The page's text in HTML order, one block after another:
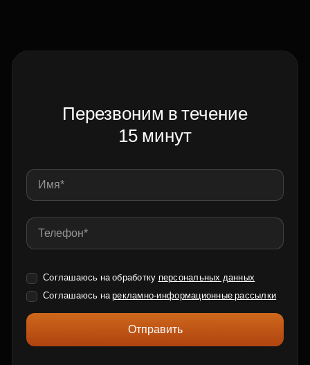
Перезвоним в течение
15 минут
Соглашаюсь на обработку персональных данных
Соглашаюсь нарекламно-информационные рассылки
Отправить